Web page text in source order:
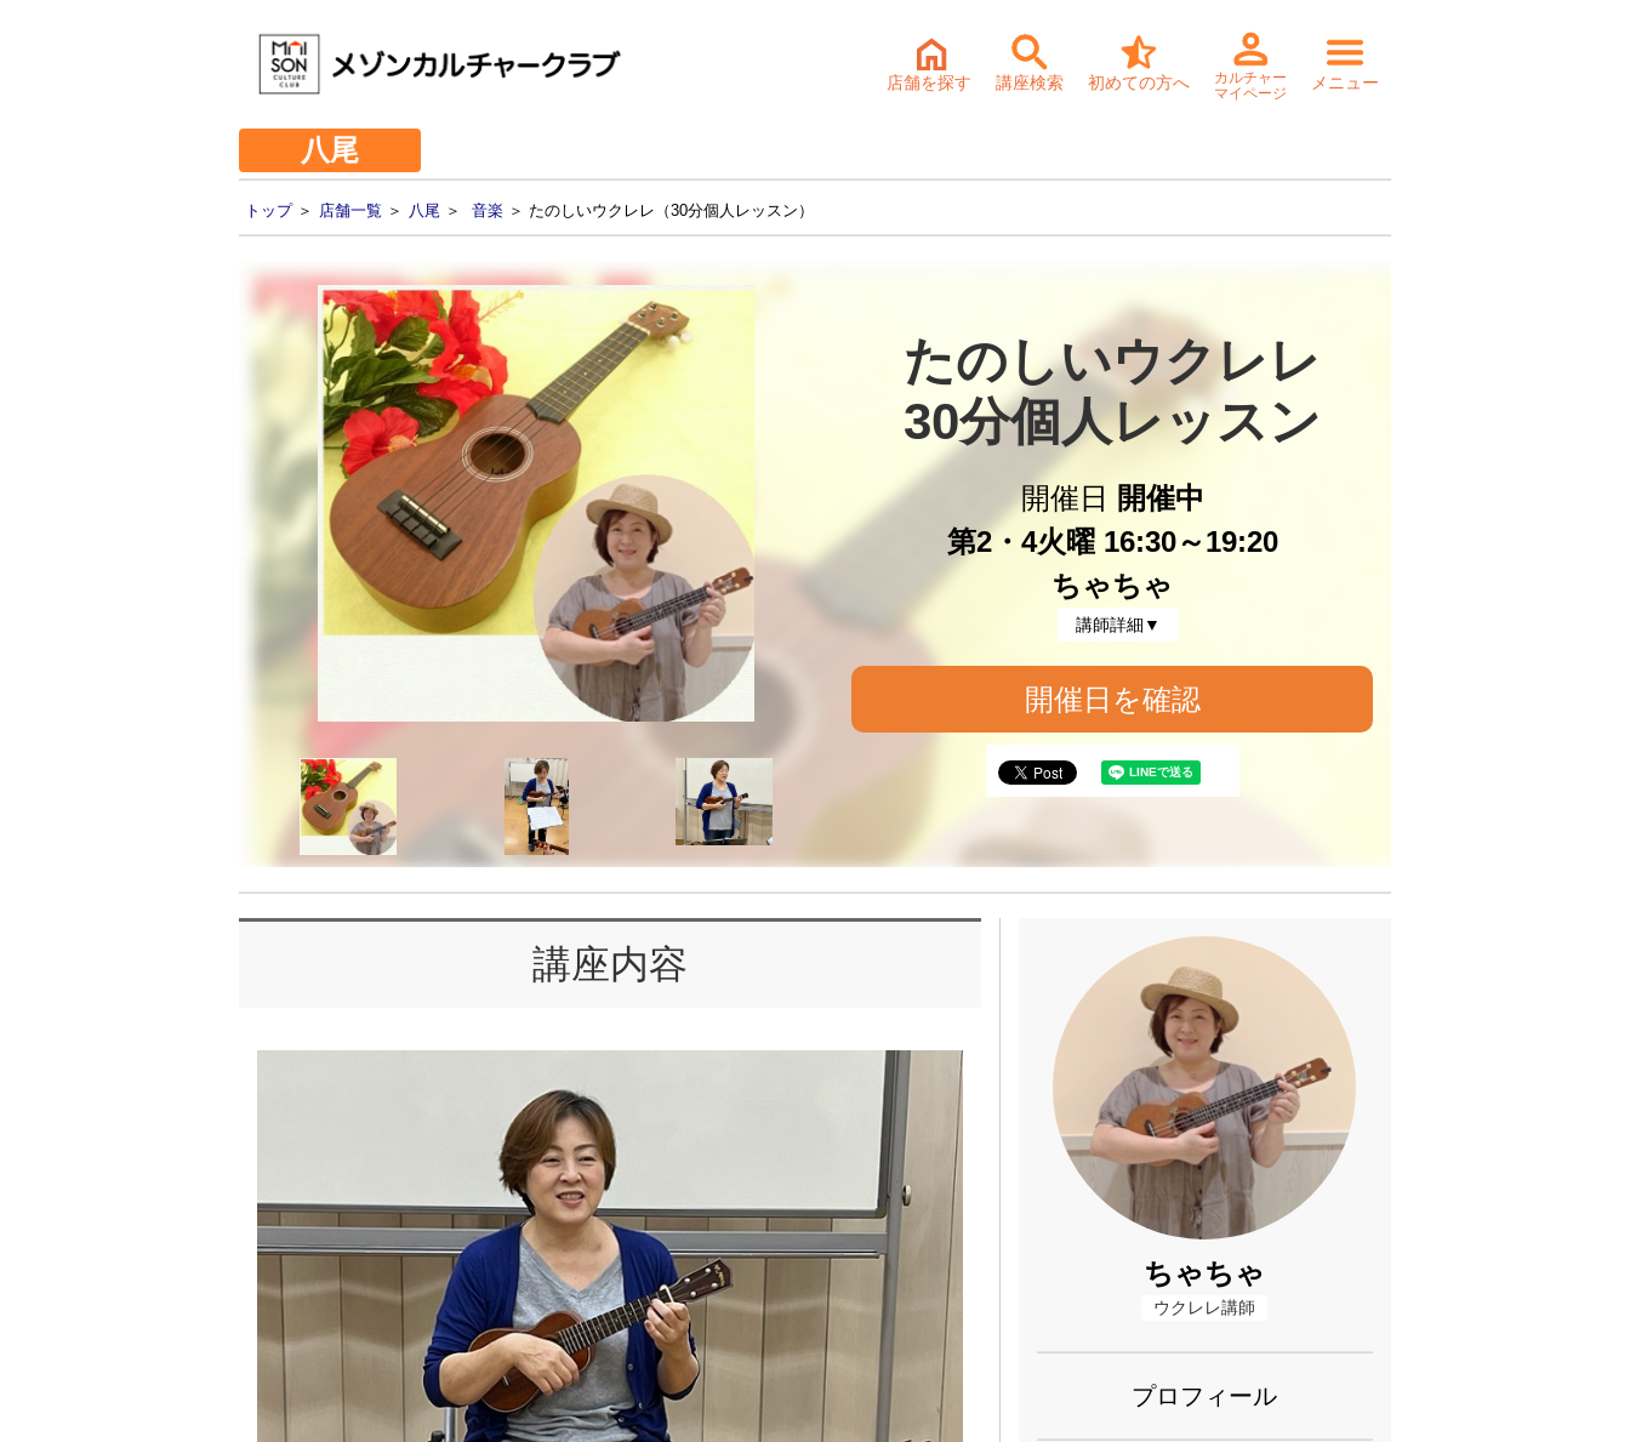
店舗を探す 講座検索 初めての方へ
カルチャー
マイページ
メニュー
八尾
トップ＞ 店舗一覧 ＞ 八尾 ＞ 音楽 ＞ たのしいウクレレ（30分個人レッスン）
たのしいウクレレ
30分個人レッスン
開催日
開催中
第2・4火曜 16:30～19:20
ちゃちゃ
講師詳細▼
開催日を確認
講座内容
ちゃちゃ
ウクレレ講師
プロフィール